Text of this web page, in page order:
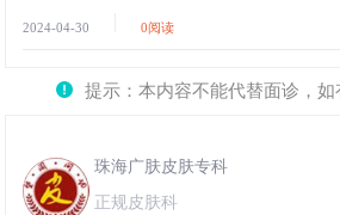
2024-04-30 0阅读
提示：本内容不能代替面诊，
珠海广肤皮肤专科
正规皮肤科